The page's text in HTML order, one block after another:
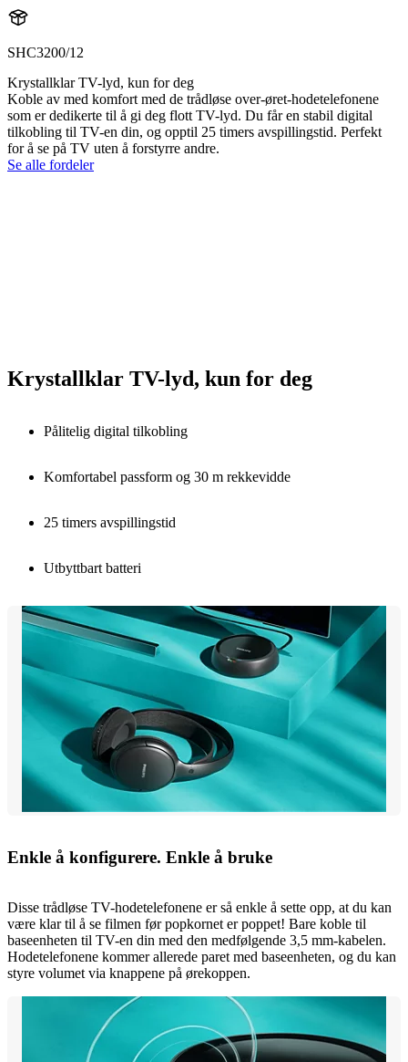
SHC3200/12
Krystallklar TV-lyd, kun for deg
Koble av med komfort med de trådløse over-øret-hodetelefonene
som er dedikerte til å gi deg flott TV-lyd. Du får en stabil digital
tilkobling til TV-en din, og opptil 25 timers avspillingstid. Perfekt
for å se på TV uten å forstyrre andre.
Se alle fordeler
Krystallklar TV-lyd, kun for deg
Pålitelig digital tilkobling
Komfortabel passform og 30 m rekkevidde
25 timers avspillingstid
Utbyttbart batteri
Enkle å konfigurere. Enkle å bruke
Disse trådløse TV-hodetelefonene er så enkle å sette opp, at du kan
være klar til å se filmen før popkornet er poppet! Bare koble til
baseenheten til TV-en din med den medfølgende 3,5 mm-kabelen.
Hodetelefonene kommer allerede paret med baseenheten, og du kan
styre volumet via knappene på ørekoppen.